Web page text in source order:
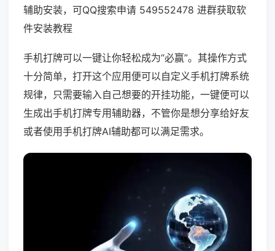
辅助安装，可QQ搜索申请 549552478 进群获取软
件安装教程
手机打牌可以一键让你轻松成为“必赢”。其操作方式
十分简单，打开这个应用便可以自定义手机打牌系统
规律，只需要输入自己想要的开挂功能，一键便可以
生成出手机打牌专用辅助器，不管你是想分享给好友
或者使用手机打牌AI辅助都可以满足需求。